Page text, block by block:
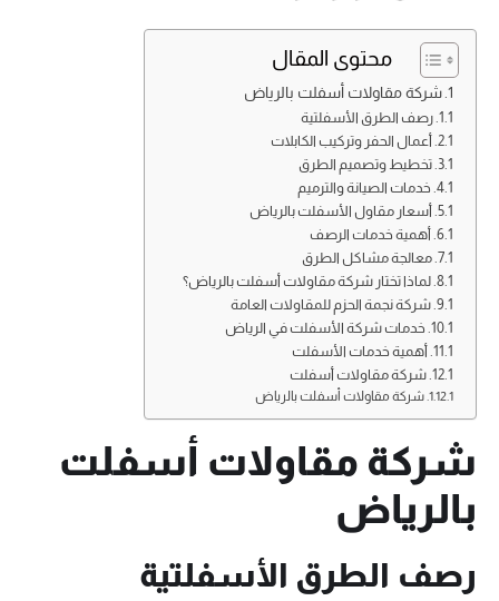
محتوى المقال
شركة مقاولات أسفلت بالرياض
رصف الطرق الأسفلتية
أعمال الحفر وتركيب الكابلات
تخطيط وتصميم الطرق
خدمات الصيانة والترميم
أسعار مقاول الأسفلت بالرياض
أهمية خدمات الرصف
معالجة مشاكل الطرق
لماذا تختار شركة مقاولات أسفلت بالرياض؟
شركة نجمة الحزم للمقاولات العامة
خدمات شركة الأسفلت في الرياض
أهمية خدمات الأسفلت
شركة مقاولات أسفلت
شركة مقاولات أسفلت بالرياض
شركة مقاولات أسفلت
بالرياض
رصف الطرق الأسفلتية